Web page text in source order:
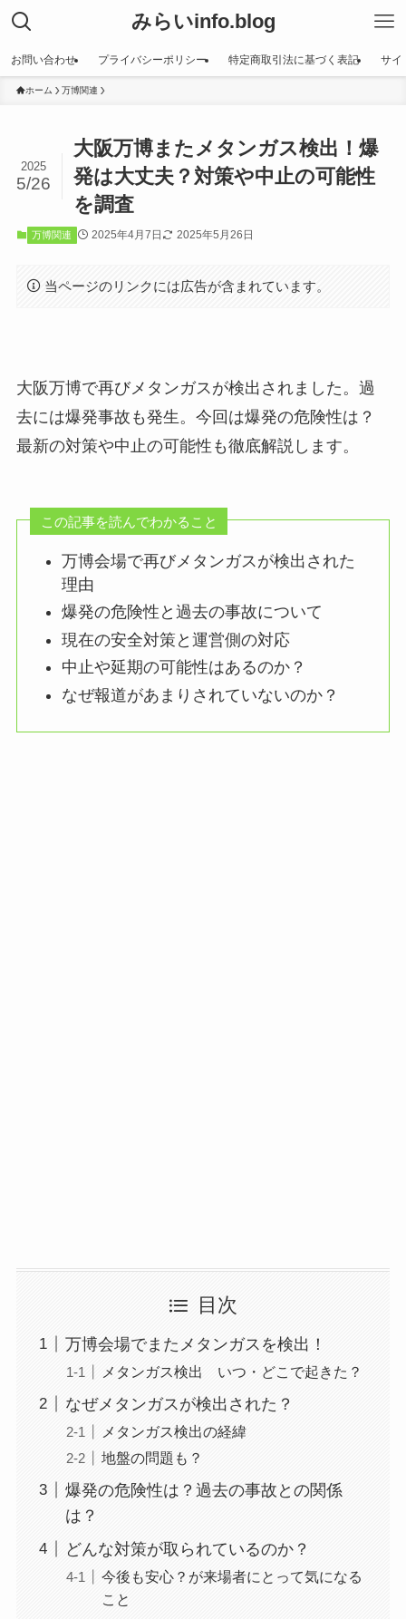
みらいinfo.blog
お問い合わせ プライバシーポリシー 特定商取引法に基づく表記 サイ
ホーム 万博関連
大阪万博またメタンガス検出！爆
発は大丈夫？対策や中止の可能性
を調査
2025
5/26
万博関連 2025年4月7日 2025年5月26日
当ページのリンクには広告が含まれています。
大阪万博で再びメタンガスが検出されました。過
去には爆発事故も発生。今回は爆発の危険性は？
最新の対策や中止の可能性も徹底解説します。
この記事を読んでわかること
万博会場で再びメタンガスが検出された
理由
爆発の危険性と過去の事故について
現在の安全対策と運営側の対応
中止や延期の可能性はあるのか？
なぜ報道があまりされていないのか？
目次
万博会場でまたメタンガスを検出！
メタンガス検出 いつ・どこで起きた？
なぜメタンガスが検出された？
メタンガス検出の経緯
地盤の問題も？
爆発の危険性は？過去の事故との関係
は？
どんな対策が取られているのか？
今後も安心？が来場者にとって気になる
こと